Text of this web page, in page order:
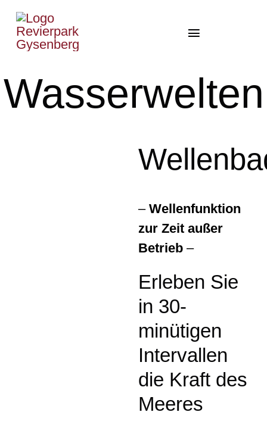
Zum
Inhalt
springen
Toggle
Home Gysenberg/
Therme
Gesundheit
Karriere
Wasserwelten
– Wellenfunktion
zur Zeit außer
Betrieb–
Erleben Sie
in 30-
minütigen
Intervallen
die Kraft des
Meeres